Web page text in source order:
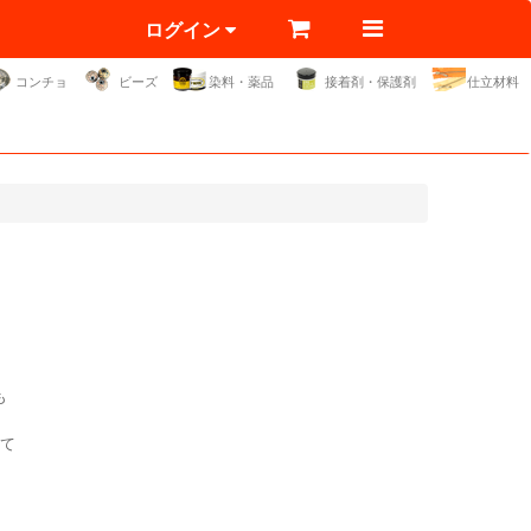
ログイン
コンチョ ビーズ 染料・薬品 接着剤・保護剤 仕立材料